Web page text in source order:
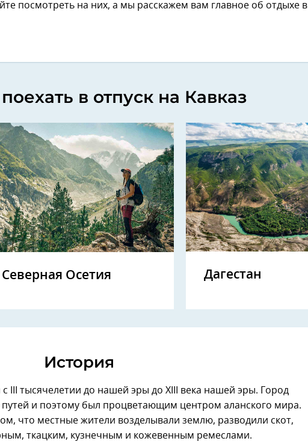
посмотреть на них, а мы расскажем вам главное об отдыхе в
в отпуск на Кавказ
Северная Осетия Дагестан
История
III тысячелетии до нашей эры до XIII века нашей эры. Город
путей и поэтому был процветающим центром аланского мира.
что местные жители возделывали землю, разводили скот,
ткацким, кузнечным и кожевенным ремеслами.